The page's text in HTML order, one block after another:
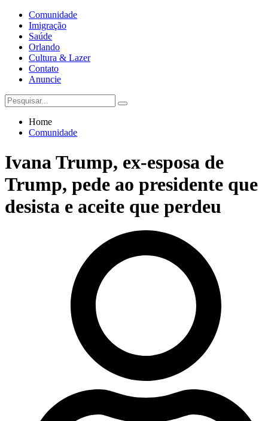
Comunidade
Imigração
Saúde
Orlando
Cultura & Lazer
Contato
Anuncie
Home
Comunidade
Ivana Trump, ex-esposa de
Trump, pede ao presidente que
desista e aceite que perdeu